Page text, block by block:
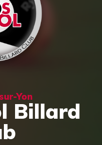
Yon
Billard